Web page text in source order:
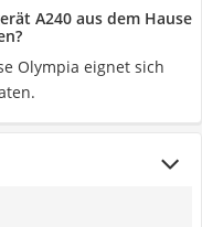
A240 aus dem Hause
Olympia eignet sich